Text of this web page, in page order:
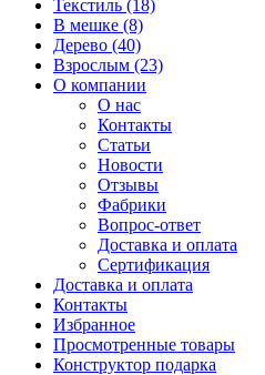
Текстиль (18)
В мешке (8)
Дерево (40)
Взрослым (23)
О компании
О нас
Контакты
Статьи
Новости
Отзывы
Фабрики
Вопрос-ответ
Доставка и оплата
Сертификация
Доставка и оплата
Контакты
Избранное
Просмотренные товары
Конструктор подарка